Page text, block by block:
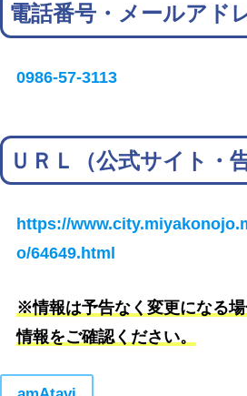
電話番号・メールアド
0986-57-3113
ＵＲＬ（公式サイト・
https://
o/64649.html
※情報は予告なく変更になる
情報をご確認ください。